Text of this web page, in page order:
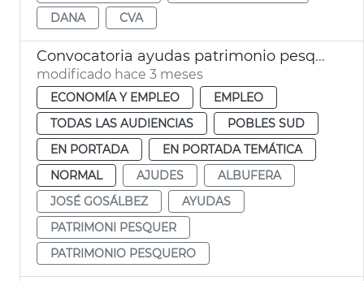
DANA
CVA
Convocatoria ayudas patrimonio pesquero València 2026
modificado hace 3 meses
ECONOMÍA Y EMPLEO
EMPLEO
TODAS LAS AUDIENCIAS
POBLES SUD
EN PORTADA
EN PORTADA TEMÁTICA
NORMAL
AJUDES
ALBUFERA
JOSÉ GOSÁLBEZ
AYUDAS
PATRIMONI PESQUER
PATRIMONIO PESQUERO